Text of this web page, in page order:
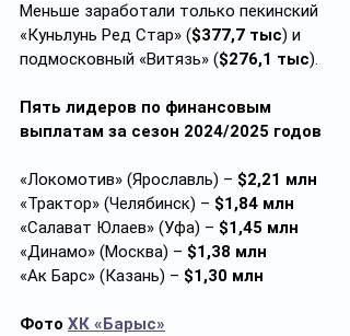
Меньше заработали только пекинский
«Куньлунь Ред Стар» ($377,7 тыс) и
подмосковный «Витязь» ($276,1 тыс).
Пять лидеров по финансовым
выплатам за сезон 2024/2025 годов
«Локомотив» (Ярославль) – $2,21 млн
«Трактор» (Челябинск) – $1,84 млн
«Салават Юлаев» (Уфа) – $1,45 млн
«Динамо» (Москва) – $1,38 млн
«Ак Барс» (Казань) – $1,30 млн
Фото ХК «Барыс»